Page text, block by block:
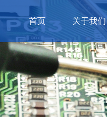
首页 关于我们